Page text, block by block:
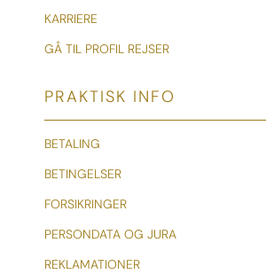
KARRIERE
GÅ TIL PROFIL REJSER
PRAKTISK INFO
BETALING
BETINGELSER
FORSIKRINGER
PERSONDATA OG JURA
REKLAMATIONER